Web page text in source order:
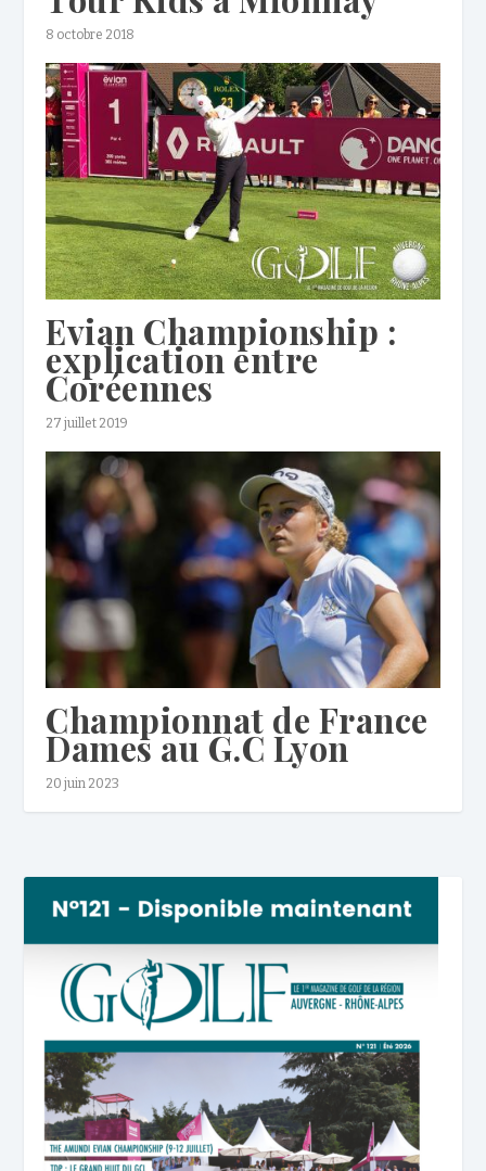
8 octobre 2018
Evian Championship :
explication entre
Coréennes
27 juillet 2019
Championnat de France
Dames au G.C Lyon
20 juin 2023